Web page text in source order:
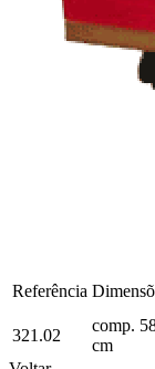
Referência
321.02
comp.
cm